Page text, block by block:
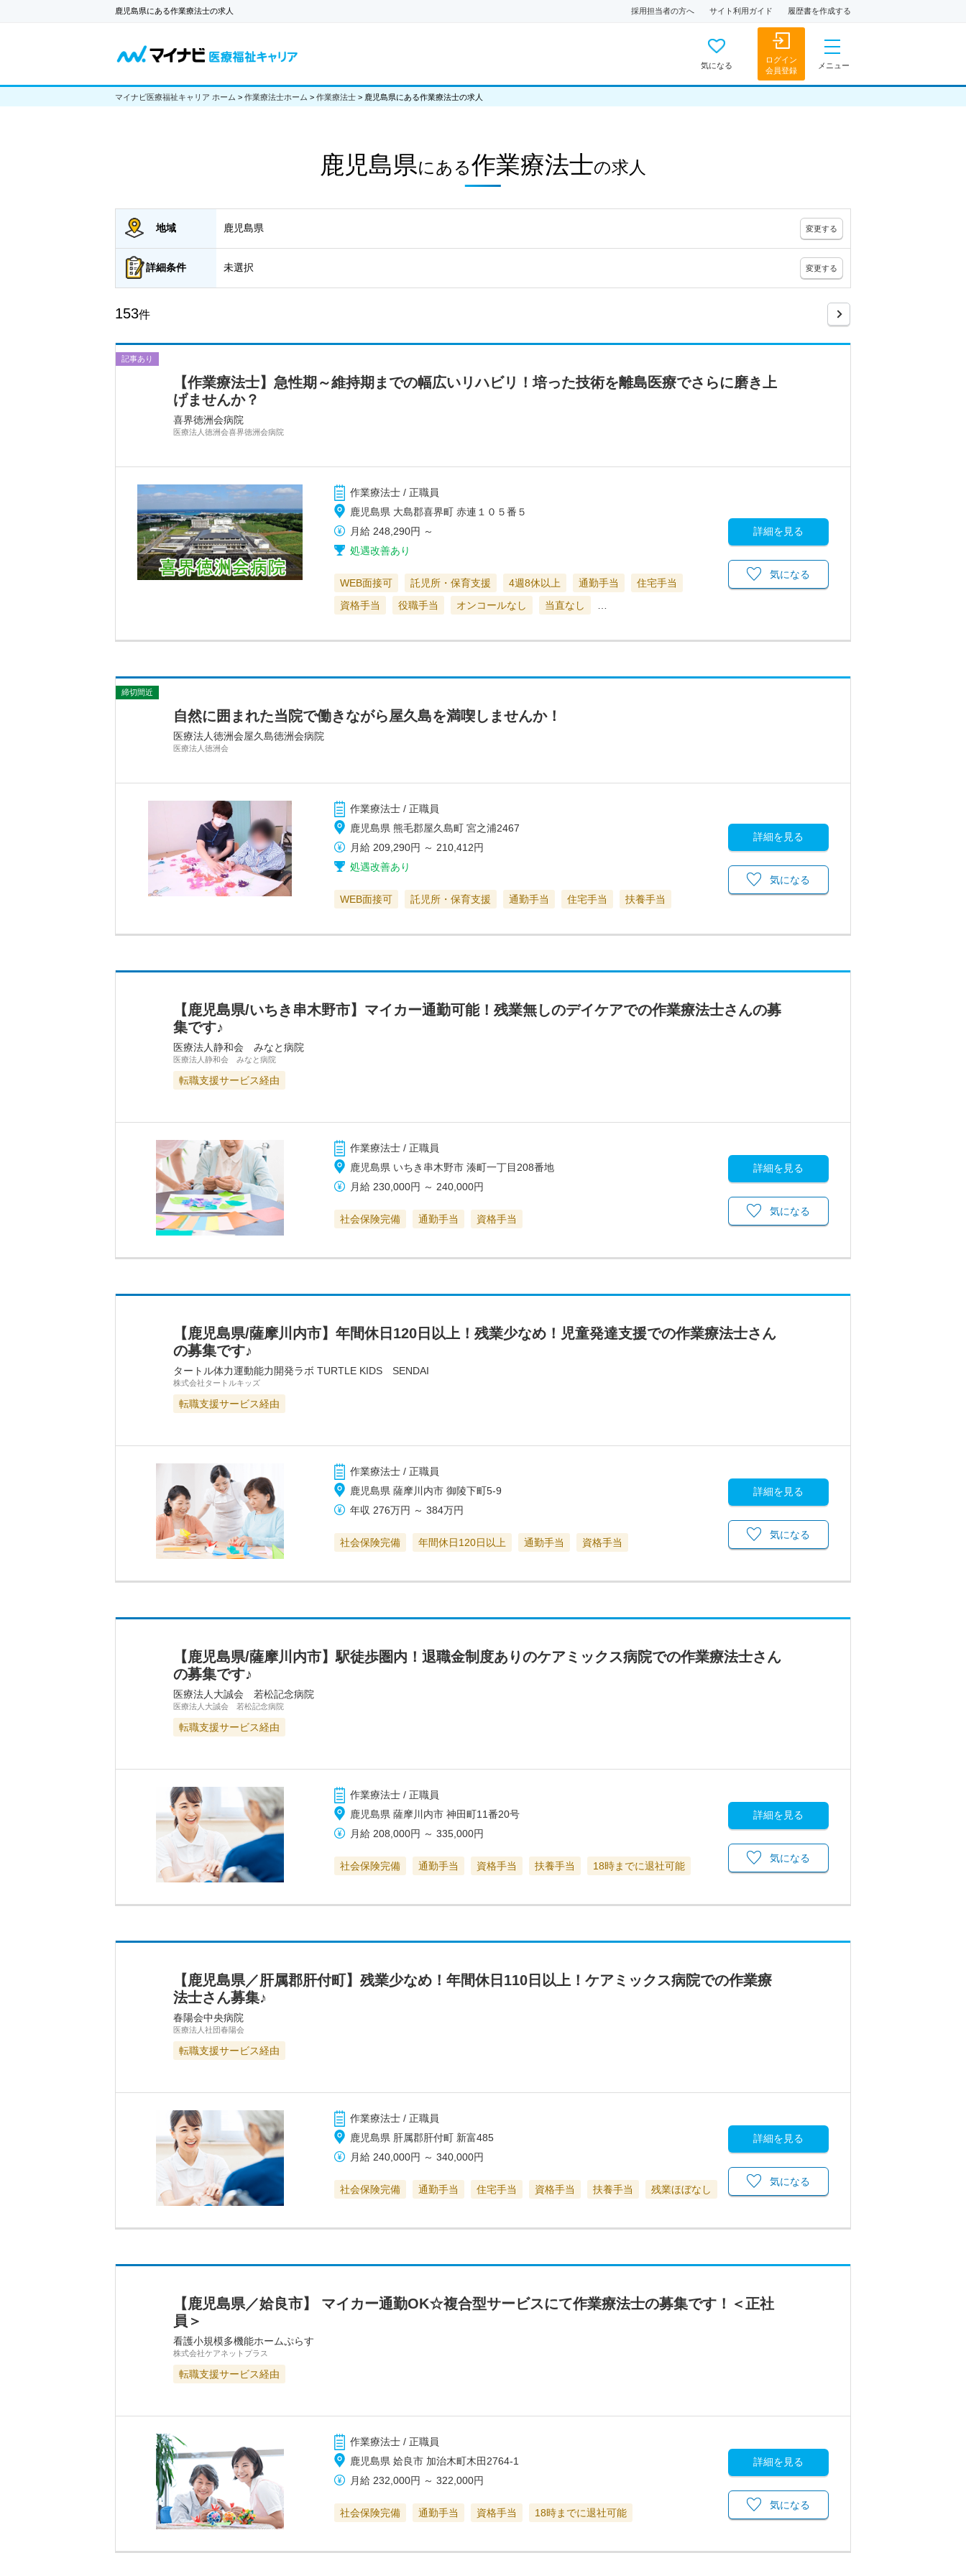
鹿児島県にある作業療法士の求人 採用担当者の方へ サイト利用ガイド 履歴書を作成する
気になる
ログイン
会員登録
メニュー
マイナビ医療福祉キャリア ホーム > 作業療法士ホーム > 作業療法士 > 鹿児島県にある作業療法士の求人
鹿児島県にある作業療法士の求人
地域 鹿児島県 変更する
詳細条件 未選択 変更する
153件
記事あり
【作業療法士】急性期～維持期までの幅広いリハビリ！培った技術を離島医療でさらに磨き上
げませんか？
喜界徳洲会病院
医療法人徳洲会喜界徳洲会病院
作業療法士 / 正職員
鹿児島県 大島郡喜界町 赤連１０５番５
月給 248,290円 ～
処遇改善あり
WEB面接可 託児所・保育支援 4週8休以上 通勤手当
住宅手当
資格手当
役職手当 オンコールなし 当直なし
詳細を見る
気になる
締切間近
自然に囲まれた当院で働きながら屋久島を満喫しませんか！
医療法人徳洲会屋久島徳洲会病院
医療法人徳洲会
作業療法士 / 正職員
鹿児島県 熊毛郡屋久島町 宮之浦2467
月給 209,290円 ～ 210,412円
処遇改善あり
WEB面接可 託児所・保育支援 通勤手当 住宅手当 扶養手当
詳細を見る
気になる
【鹿児島県/いちき串木野市】マイカー通勤可能！残業無しのデイケアでの作業療法士さんの募
集です♪
医療法人静和会 みなと病院
医療法人静和会 みなと病院
転職支援サービス経由
作業療法士 / 正職員
鹿児島県 いちき串木野市 湊町一丁目208番地
月給 230,000円 ～ 240,000円
社会保険完備 通勤手当 資格手当
詳細を見る
気になる
【鹿児島県/薩摩川内市】年間休日120日以上！残業少なめ！児童発達支援での作業療法士さん
の募集です♪
タートル体力運動能力開発ラボ TURTLE KIDS SENDAI
株式会社タートルキッズ
転職支援サービス経由
作業療法士 / 正職員
鹿児島県 薩摩川内市 御陵下町5-9
年収 276万円 ～384万円
社会保険完備 年間休日120日以上 通勤手当 資格手当
詳細を見る
気になる
【鹿児島県/薩摩川内市】駅徒歩圏内！退職金制度ありのケアミックス病院での作業療法士さん
の募集です♪
医療法人大誠会 若松記念病院
医療法人大誠会 若松記念病院
転職支援サービス経由
作業療法士 / 正職員
鹿児島県 薩摩川内市 神田町11番20号
月給 208,000円 ～335,000円
社会保険完備 通勤手当 資格手当 扶養手当 18時までに退社可能
詳細を見る
気になる
【鹿児島県／肝属郡肝付町】残業少なめ！年間休日110日以上！ケアミックス病院での作業療
法士さん募集♪
春陽会中央病院
医療法人社団春陽会
転職支援サービス経由
作業療法士 / 正職員
鹿児島県 肝属郡肝付町 新富485
月給 240,000円 ～340,000円
社会保険完備 通勤手当 住宅手当 資格手当 扶養手当 残業ほぼなし
詳細を見る
気になる
【鹿児島県／姶良市】 マイカー通勤OK☆複合型サービスにて作業療法士の募集です！＜正社
員＞
看護小規模多機能ホームぷらす
株式会社ケアネットプラス
転職支援サービス経由
作業療法士 / 正職員
鹿児島県 姶良市 加治木町木田2764-1
月給 232,000円 ～322,000円
社会保険完備 通勤手当 資格手当 18時までに退社可能
詳細を見る
気になる